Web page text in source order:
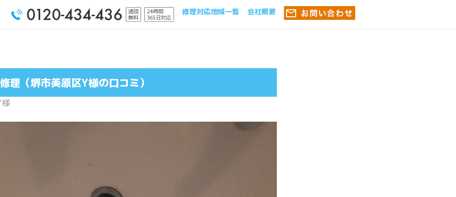
修理対応地域一覧 会社概要
理（堺市美原区Y様の口コミ）
様